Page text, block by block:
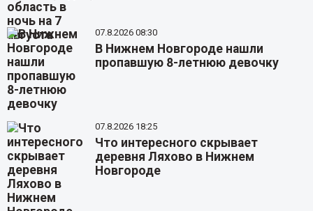
07.8.2026 08:30
В Нижнем Новгороде нашли
пропавшую 8-летнюю девочку
07.8.2026 18:25
Что интересного скрывает
деревня Ляхово в Нижнем
Новгороде